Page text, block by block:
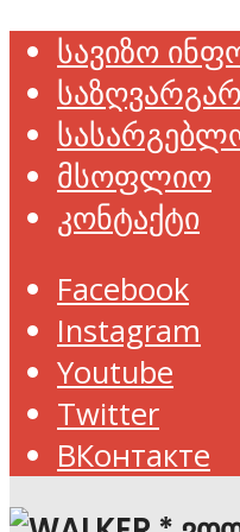
სავიზო
მსოფლიო
კონტაქტი
Facebook
Instagram
Youtube
Twitter
ВКонтакте